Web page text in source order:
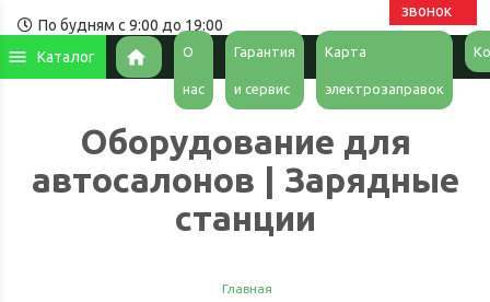
По будням с 9:00 до 19:00
О
нас
Гарантия
и сервис
Карта
электрозаправок
Каталог
звонок
Оборудование для
автосалонов | Зарядные
станции
Главная